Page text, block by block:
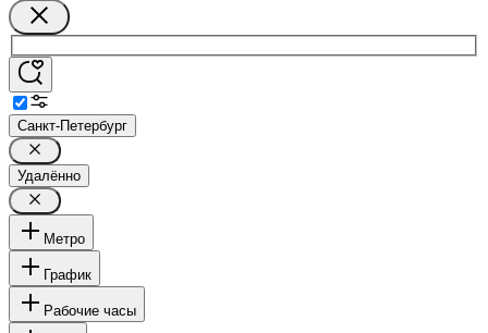
Санкт-Петербург
Удалённо
Метро
График
Рабочие часы